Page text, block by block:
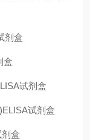
剂盒
盒
试剂盒
试剂盒
盒